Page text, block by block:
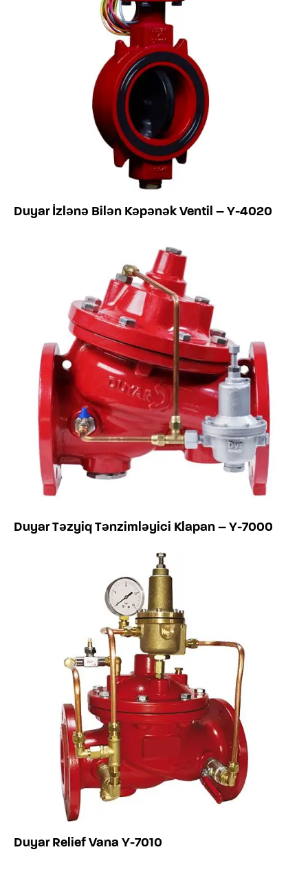
Duyar İzlənə Bilən Kəpənək Ventil – Y-4020
Duyar Təzyiq Tənzimləyici Klapan – Y-7000
Duyar Relief Vana Y-7010